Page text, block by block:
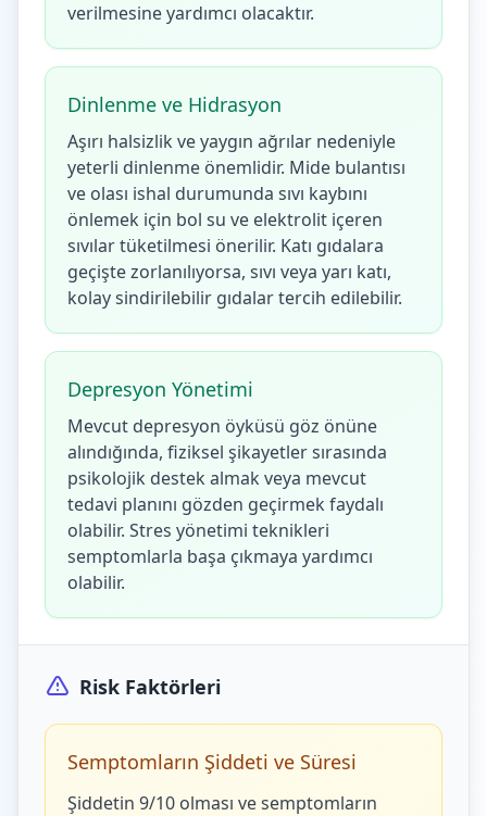
verilmesine yardımcı olacaktır.
Dinlenme ve Hidrasyon
Aşırı halsizlik ve yaygın ağrılar nedeniyle
yeterli dinlenme önemlidir. Mide bulantısı
ve olası ishal durumunda sıvı kaybını
önlemek için bol su ve elektrolit içeren
sıvılar tüketilmesi önerilir. Katı gıdalara
geçişte zorlanılıyorsa, sıvı veya yarı katı,
kolay sindirilebilir gıdalar tercih edilebilir.
Depresyon Yönetimi
Mevcut depresyon öyküsü göz önüne
alındığında, fiziksel şikayetler sırasında
psikolojik destek almak veya mevcut
tedavi planını gözden geçirmek faydalı
olabilir. Stres yönetimi teknikleri
semptomlarla başa çıkmaya yardımcı
olabilir.
Risk Faktörleri
Semptomların Şiddeti ve Süresi
Şiddetin 9/10 olması ve semptomların